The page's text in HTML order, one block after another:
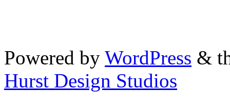
Powered by WordPress &
Hurst Design Studios